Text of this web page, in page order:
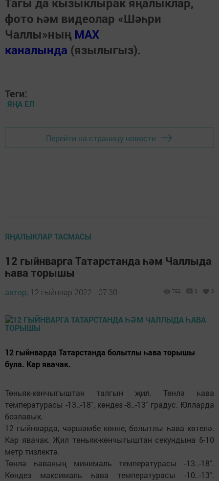
фото һәм видеолар «Шәһри
Чаллы»ның MAX
каналында (язылыгыз).
Теги:
ЯҢА ЕЛ
Перейти на страницу новости
ЯҢАЛЫКЛАР ТАСМАСЫ
12 гыйнварга Татарстанда һәм Чаллыда
һава торышы
автор, 12 гыйнвар 2022 - 07:30 782 0 0
12 гыйнварда Татарстанда болытлы һава торышы
була. Кар явачак.
Төньяк-көнчыгыштан талгын җил. Төнлә һава
температурасы -13..-18˚, көндез -8..-13˚ градус. Юлларда
бозлавык.
12 гыйнварда, чәршәмбе көнне, болытлы һава көтелә.
Кар явачак. Җил төньяк-көнчыгыштан секундына 5-10
метр тизлектә.
Төнлә һаваның минималь температурасы -13..-18˚.
Көндез максималь һава температурасы -10..-13˚.